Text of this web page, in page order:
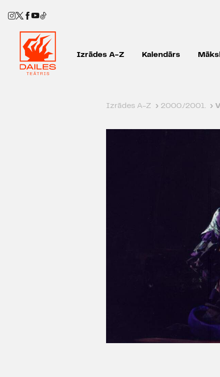
Izrādes A-Z Kalendārs
Izrādes A-Z › 2000./2001. ›